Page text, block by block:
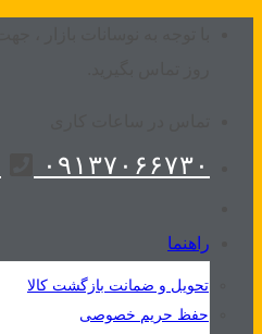
۰۹۱۳۷۰۶۶۷۳۰
راهنما
تحویل و ضمانت بازگشت کالا
حفظ حریم خصوصی